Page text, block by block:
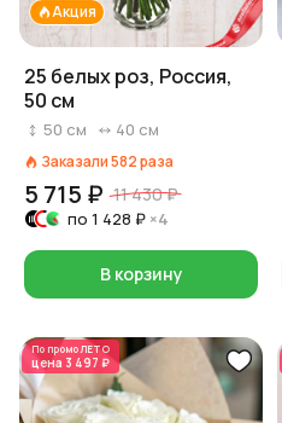
Акция
25 белых роз, Россия,
50 см
50 см 40 см
Заказали582раза
5 715 ₽ 11 430 ₽
по 1 428 ₽ ×4
В корзину
По промоЛЕТО
цена 3 497 ₽